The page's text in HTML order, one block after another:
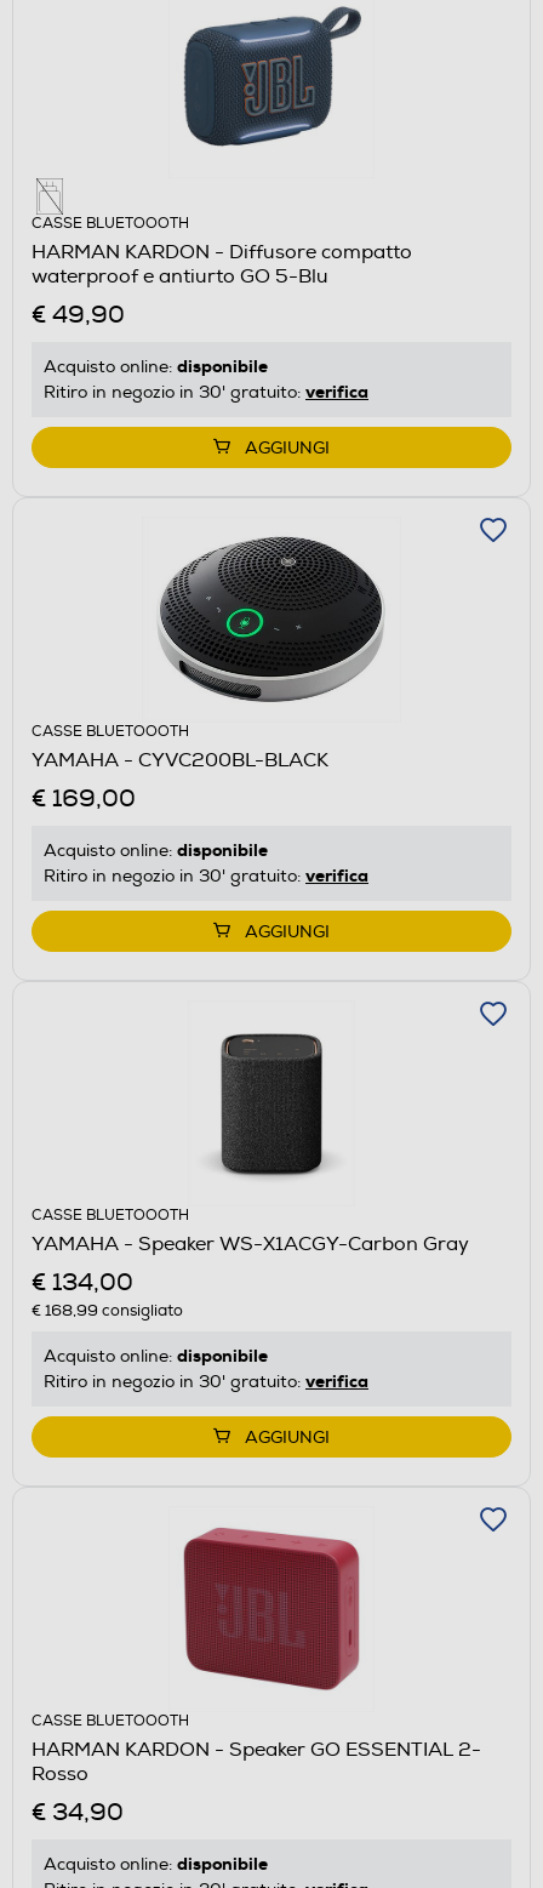
CASSE BLUETOOOTH
HARMAN KARDON - Diffusore compatto
waterproof e antiurto GO 5-Blu
€ 49,90
Acquisto online: disponibile
Ritiro in negozio in 30' gratuito: verifica
AGGIUNGI
CASSE BLUETOOOTH
YAMAHA - CYVC200BL-BLACK
€ 169,00
Acquisto online: disponibile
Ritiro in negozio in 30' gratuito: verifica
AGGIUNGI
CASSE BLUETOOOTH
YAMAHA - Speaker WS-X1ACGY-Carbon Gray
€ 134,00
€ 168,99 consigliato
Acquisto online: disponibile
Ritiro in negozio in 30' gratuito: verifica
AGGIUNGI
CASSE BLUETOOOTH
HARMAN KARDON - Speaker GO ESSENTIAL 2-
Rosso
€ 34,90
Acquisto online: disponibile